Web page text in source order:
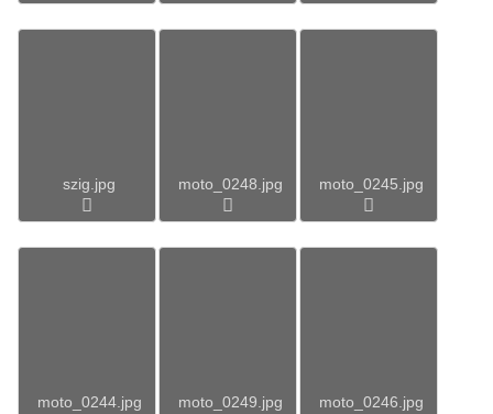
szig.jpg moto_0248.jpg moto_0245.jpg
moto_0244.jpg moto_0249.jpg moto_0246.jpg